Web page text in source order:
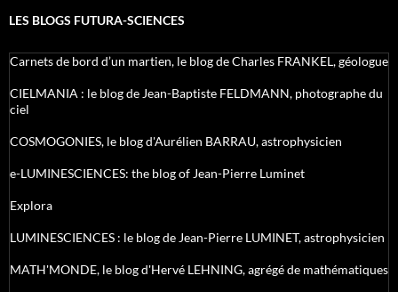
LES BLOGS FUTURA-SCIENCES
Carnets de bord d’un martien, le blog de Charles FRANKEL, géologue
CIELMANIA : le blog de Jean-Baptiste FELDMANN, photographe du
ciel
COSMOGONIES, le blog d'Aurélien BARRAU, astrophysicien
e-LUMINESCIENCES: the blog of Jean-Pierre Luminet
Explora
LUMINESCIENCES : le blog de Jean-Pierre LUMINET, astrophysicien
MATH'MONDE, le blog d'Hervé LEHNING, agrégé de mathématiques